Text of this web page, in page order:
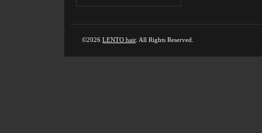
©2026 LENTO hair. All Rights Reserved.